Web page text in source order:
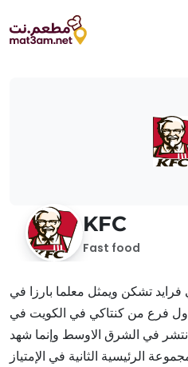
KFC
Fast food
تشكن ويمثل معلما بارزا في
أول فرع من كنتاكي في الكويت في
انتشر في الشرق الاوسط وإنما شهد
الرئيسية الثانية في الإمتياز